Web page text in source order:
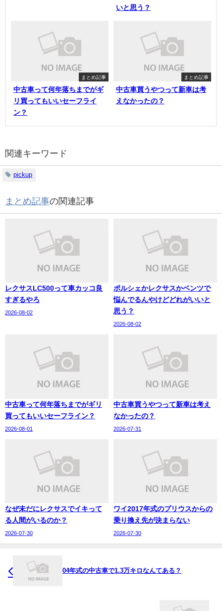
いと思う？
まとめ記事
中古車って何年落ちまでがギ
リ買ってもいいセーフライ
ン？
まとめ記事
中古車買うやつって新車は考
えなかったの？
関連キーワード
pickup
まとめ記事の関連記事
レクサスLC500って車カッコ良
すぎるやろ
2026-08-02
ポルシェかレクサスかベンツで
悩んでるんやけどどれがいいと
思う？
2026-08-02
中古車って何年落ちまでがギリ
買ってもいいセーフライン？
2026-08-01
中古車買うやつって新車は考え
なかったの？
2026-07-31
なぜ未だにレクサスでイキって
る人間がいるのか？
2026-07-30
ワイ2017年式のプリウスからの
乗り換え先が決まらない
2026-07-30
04年式の中古車で1.3万キロなんてある？